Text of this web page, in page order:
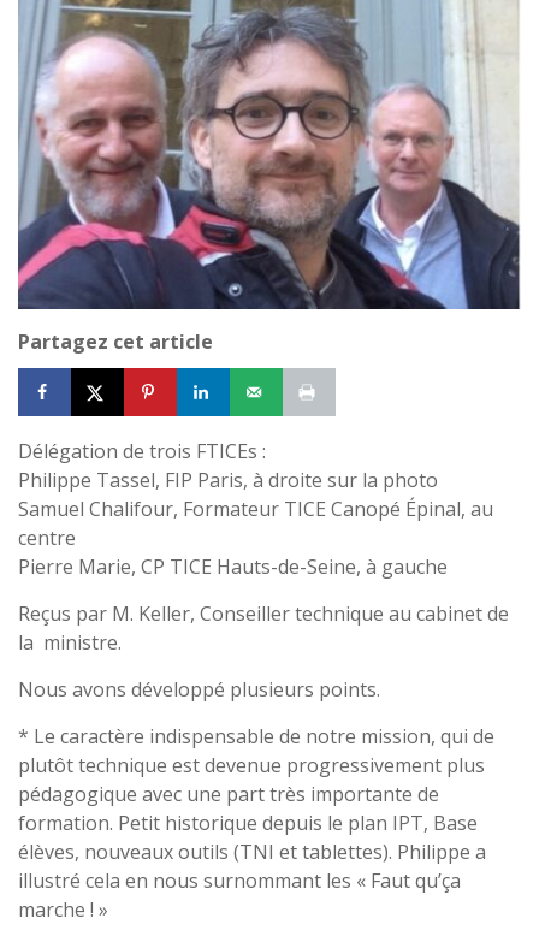
Partagez cet article
Délégation de trois FTICEs :
Philippe Tassel, FIP Paris, à droite sur la photo
Samuel Chalifour, Formateur TICE Canopé Épinal, au
centre
Pierre Marie, CP TICE Hauts-de-Seine, à gauche
Reçus par M. Keller, Conseiller technique au cabinet de
la ministre.
Nous avons développé plusieurs points.
* Le caractère indispensable de notre mission, qui de
plutôt technique est devenue progressivement plus
pédagogique avec une part très importante de
formation. Petit historique depuis le plan IPT, Base
élèves, nouveaux outils (TNI et tablettes). Philippe a
illustré cela en nous surnommant les « Faut qu’ça
marche ! »